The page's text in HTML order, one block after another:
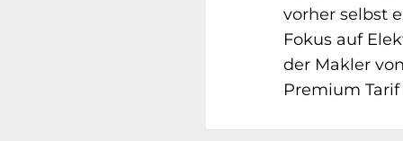
vorher selbst
Fokus auf
der Makler
Premium